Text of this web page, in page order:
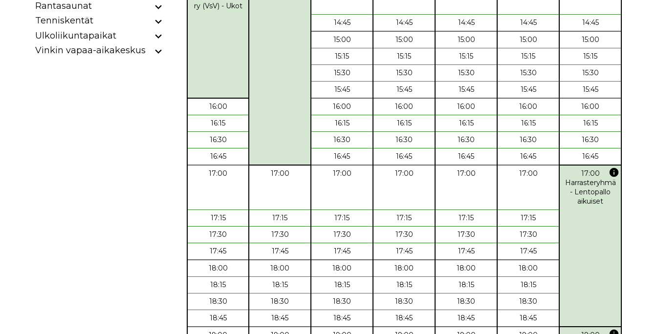
Rantasaunat
Tenniskentät
Ulkoliikuntapaikat
Vinkin vapaa-aikakeskus
ry (VsV) - Ukot
14:45 14:45 14:45 14:45
14:45
15:00
15:00 15:00 15:00
15:00
15:15
15:15 15:15 15:15
15:15
15:30
15:30 15:30 15:30
15:30
15:45
15:45 15:45 15:45
15:45
16:00
16:00 16:00 16:00 16:00
16:00
16:15
16:15 16:15 16:15 16:15
16:15
16:30
16:30 16:30 16:30 16:30
16:30
16:45
16:45 16:45 16:45 16:45
16:45
17:00
17:00 17:00 17:00 17:00 17:00 17:00 info
Harrasteryhmä
- Lentopallo
aikuiset
17:15
17:15 17:15 17:15 17:15
17:15
17:30
17:30 17:30 17:30 17:30
17:30
17:45
17:45 17:45 17:45 17:45
17:45
18:00
18:00 18:00 18:00 18:00
18:00
18:15
18:15 18:15 18:15 18:15
18:15
18:30
18:30 18:30 18:30 18:30
18:30
18:45
18:45 18:45 18:45 18:45
18:45